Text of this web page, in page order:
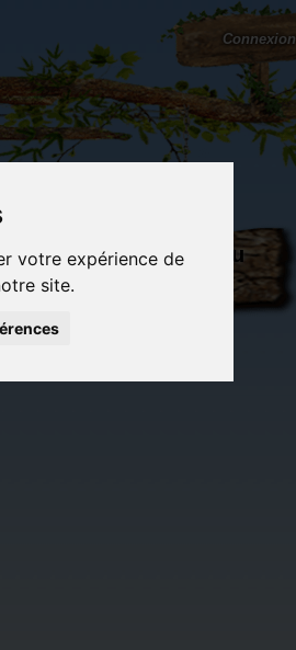
votre expérience de
site.
Connexion
déco et
cadeaux
Du côté du
blog...